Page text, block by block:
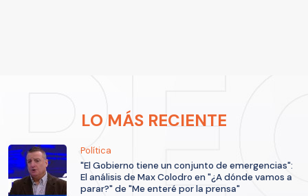
LO MÁS RECIENTE
Política
"El Gobierno tiene un conjunto de emergencias":
El análisis de Max Colodro en "¿A dónde vamos a
parar?" de "Me enteré por la prensa"